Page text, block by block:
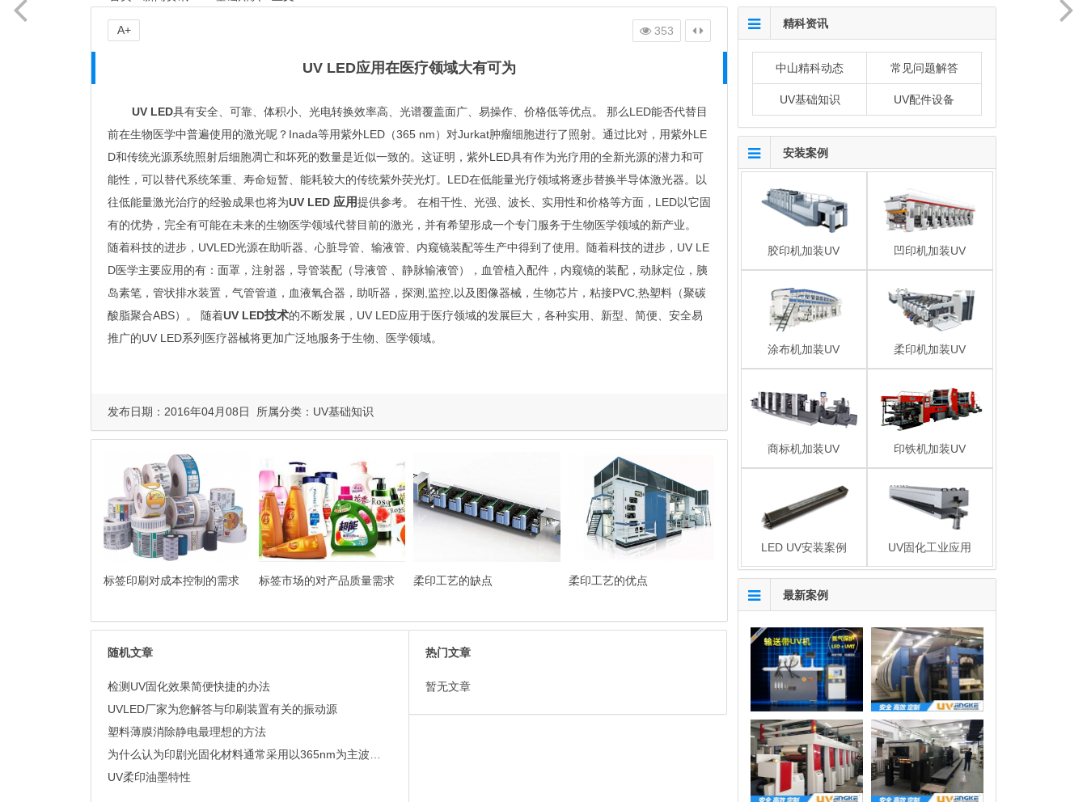
UV LED应用在医疗领域大有可为
UV LED具有安全、可靠、体积小、光电转换效率高、光谱覆盖面广、易操作、价格低等优点。
那么LED能否代替目
前在生物医学中普遍使用的激光呢？ Inada等用紫外LED（365 nm）对Jurkat肿瘤细胞进行了照射。通过比对，用紫外LE
D和传统光源系统照射后细胞凋亡和坏死的数量是近似一致的。这证明，紫外LED具有作为光疗用的全新光源的潜力和可
能性，可以替代系统笨重、寿命短暂、能耗较大的传统紫外荧光灯。LED在低能量光疗领域将逐步替换半导体激光器。以
往低能量激光治疗的经验成果也将为UV LED 应用提供参考。
在相干性、光强、波长、实用性和价格等方面，LED以它固
有的优势，完全有可能在未来的生物医学领域代替目前的激光，并有希望形成一个专门服务于生物医学领域的新产业。
随着科技的进步，UVLED光源在助听器、心脏导管、输液管、内窥镜装配等生产中得到了使用。随着科技的进步，UV LE
D医学主要应用的有：面罩，注射器，导管装配（导液管 、静脉输液管），血管植入配件，内窥镜的装配，动脉定位，胰
岛素笔，管状排水装置，气管管道，血液氧合器，助听器，探测,监控,以及图像器械，生物芯片，粘接PVC,热塑料（聚碳
酸脂聚合ABS）。
随着UV LED技术的不断发展，UV LED应用于医疗领域的发展巨大，各种实用、新型、简便、安全易
推广的UV LED系列医疗器械将更加广泛地服务于生物、医学领域。
353
A+
发布日期：2016年04月08日 所属分类： UV基础知识
标签印刷对成本控制的需求 标签市场的对产品质量需求 柔印工艺的缺点 柔印工艺的优点
随机文章
检测UV固化效果简便快捷的办法
UVLED厂家为您解答与印刷装置有关的振动源
塑料薄膜消除静电最理想的方法
为什么认为印剧光固化材料通常采用以365nm为主波长的紫外线？
UV柔印油墨特性
热门文章
暂无文章
精科资讯
中山精科动态 常见问题解答
UV基础知识 UV配件设备
安装案例
胶印机加装UV 凹印机加装UV
涂布机加装UV 柔印机加装UV
商标机加装UV 印铁机加装UV
LED UV安装案例 UV固化工业应用
最新案例